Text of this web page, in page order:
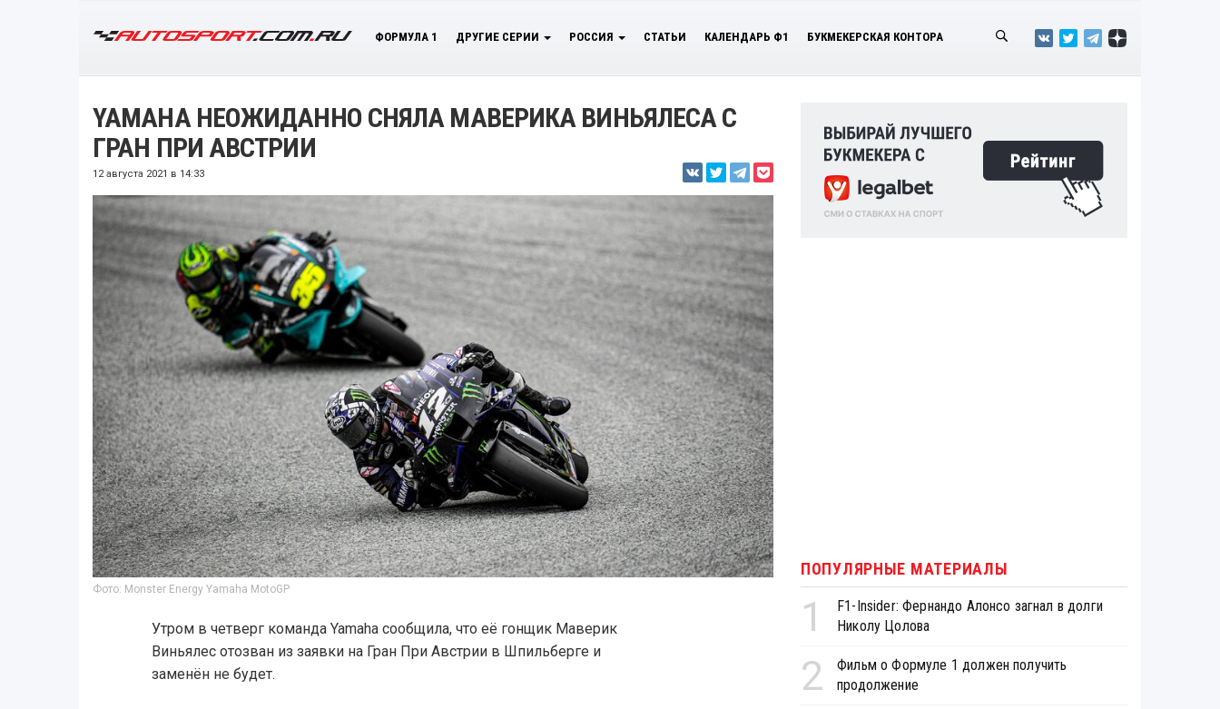
ФОРМУЛА 1 ДРУГИЕ СЕРИИ РОССИЯ СТАТЬИ КАЛЕНДАРЬ Ф1 БУКМЕКЕРСКАЯ КОНТОРА
YAMAHA НЕОЖИДАННО СНЯЛА МАВЕРИКА ВИНЬЯЛЕСА С
ГРАН ПРИ АВСТРИИ
12 августа 2021 в 14:33
Фото: Monster Energy Yamaha MotoGP
Утром в четверг команда Yamaha сообщила, что её гонщик Маверик
Виньялес отозван из заявки на Гран При Австрии в Шпильберге и
заменён не будет.
ПОПУЛЯРНЫЕ МАТЕРИАЛЫ
1
F1-Insider: Фернандо Алонсо загнал в долги
Николу Цолова
2
Фильм о Формуле 1 должен получить
продолжение